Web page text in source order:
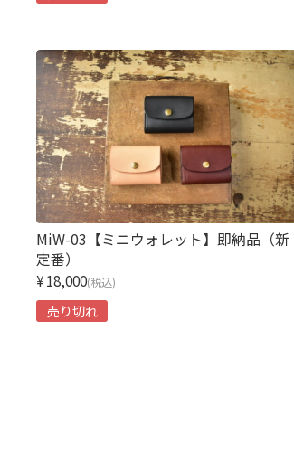
MiW-03【ミニウォレット】即納品（新
定番）
¥18,000(税込)
売り切れ